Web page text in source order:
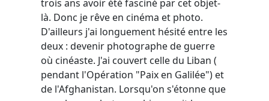
trois ans avoir été fasciné par cet objet-
là. Donc je rêve en cinéma et photo.
D'ailleurs j'ai longuement hésité entre les
deux : devenir photographe de guerre
où cinéaste. J'ai couvert celle du Liban (
pendant l'Opération "Paix en Galilée") et
de l'Afghanistan. Lorsqu'on s'étonne que